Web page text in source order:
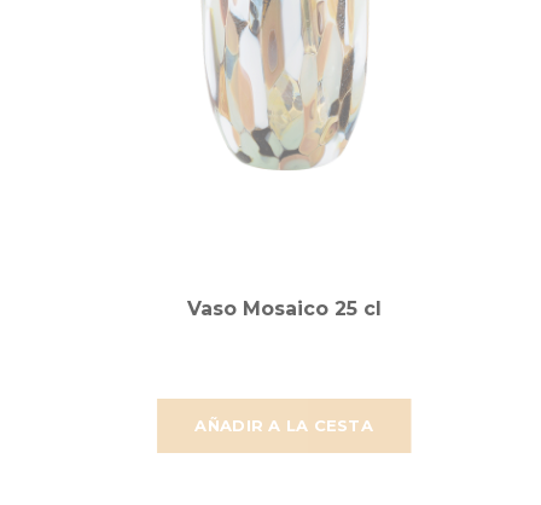
AÑADIR A LA CESTA
Vaso Mosaico 25 cl